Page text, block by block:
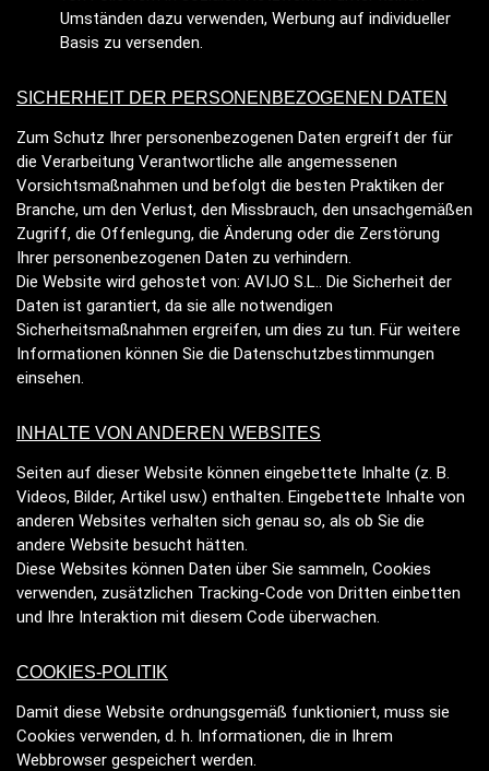
Umständen dazu verwenden, Werbung auf individueller
Basis zu versenden.
SICHERHEIT DER PERSONENBEZOGENEN DATEN
Zum Schutz Ihrer personenbezogenen Daten ergreift der für
die Verarbeitung Verantwortliche alle angemessenen
Vorsichtsmaßnahmen und befolgt die besten Praktiken der
Branche, um den Verlust, den Missbrauch, den unsachgemäßen
Zugriff, die Offenlegung, die Änderung oder die Zerstörung
Ihrer personenbezogenen Daten zu verhindern.
Die Website wird gehostet von: AVIJO S.L.. Die Sicherheit der
Daten ist garantiert, da sie alle notwendigen
Sicherheitsmaßnahmen ergreifen, um dies zu tun. Für weitere
Informationen können Sie die Datenschutzbestimmungen
einsehen.
INHALTE VON ANDEREN WEBSITES
Seiten auf dieser Website können eingebettete Inhalte (z. B.
Videos, Bilder, Artikel usw.) enthalten. Eingebettete Inhalte von
anderen Websites verhalten sich genau so, als ob Sie die
andere Website besucht hätten.
Diese Websites können Daten über Sie sammeln, Cookies
verwenden, zusätzlichen Tracking-Code von Dritten einbetten
und Ihre Interaktion mit diesem Code überwachen.
COOKIES-POLITIK
Damit diese Website ordnungsgemäß funktioniert, muss sie
Cookies verwenden, d. h. Informationen, die in Ihrem
Webbrowser gespeichert werden.